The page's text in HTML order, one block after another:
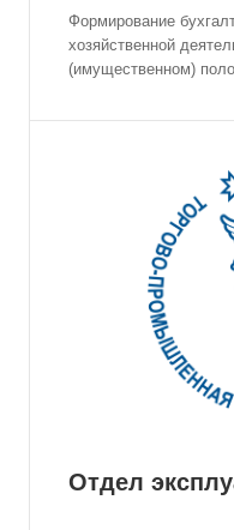
Формирование
хозяйственной
(имущественном)
Отдел